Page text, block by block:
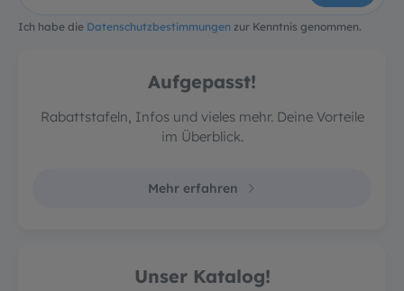
Ich habe die Datenschutzbestimmungen zur Kenntnis genommen.
Aufgepasst!
Rabattstafeln, Infos und vieles mehr. Deine Vorteile
im Überblick.
Mehr erfahren
Unser Katalog!